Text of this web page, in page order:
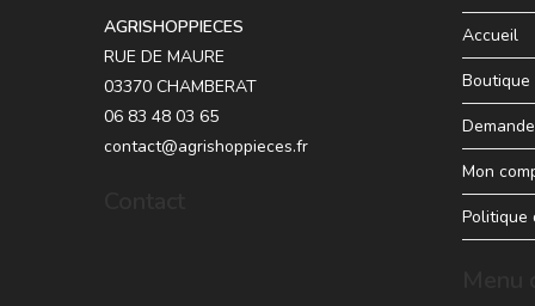
AGRISHOPPIECES
RUE DE MAURE
03370 CHAMBERAT
06 83 48 03 65
contact@agrishoppieces.fr
Accueil
Boutique
Mon
Politique